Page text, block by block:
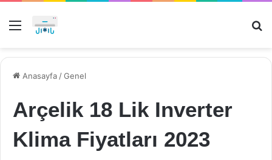
Menü
Anasayfa /Genel
Arçelik 18 Lik Inverter
Klima Fiyatları 2023